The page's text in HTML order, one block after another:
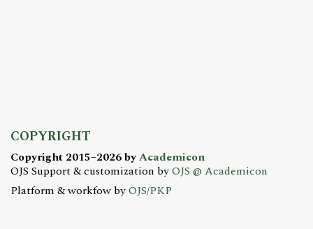
COPYRIGHT
Copyright 2015–2026 byAcademicon
OJS Support & customization byOJS @ Academicon
Platform & workfow byOJS/PKP